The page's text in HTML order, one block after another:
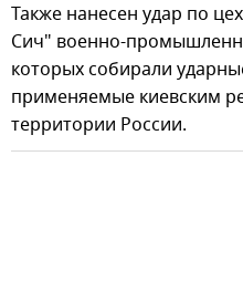
Также нанесен удар по
Сич" военно-
которых собирали
применяемые киевским
территории России.